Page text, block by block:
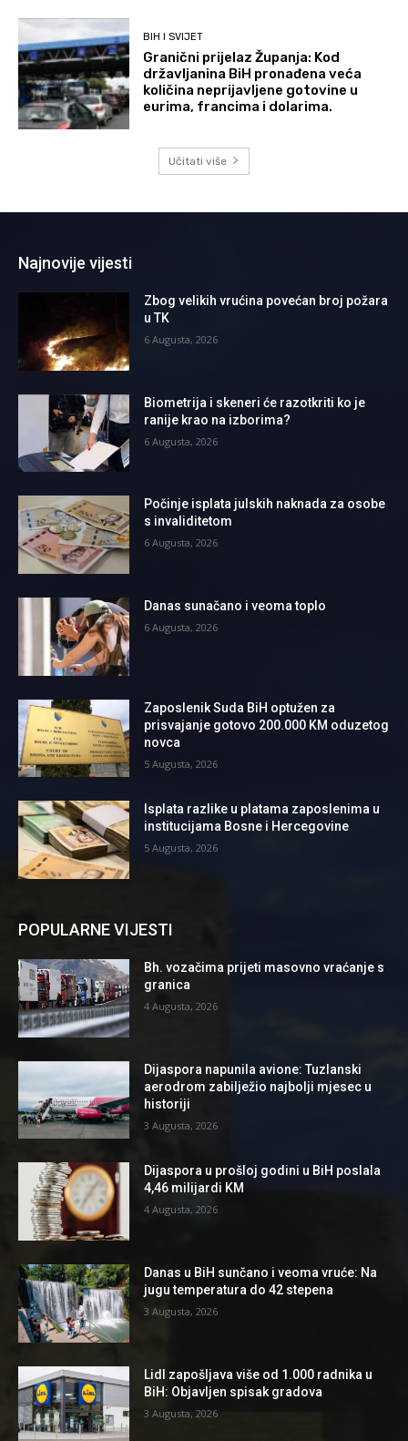
BIH I SVIJET
Granični prijelaz Županja: Kod
državljanina BiH pronađena veća
količina neprijavljene gotovine u
eurima, francima i dolarima.
Učitati više
Najnovije vijesti
Zbog velikih vrućina povećan broj požara
u TK
6 Augusta, 2026
Biometrija i skeneri će razotkriti ko je
ranije krao na izborima?
6 Augusta, 2026
Počinje isplata julskih naknada za osobe
s invaliditetom
6 Augusta, 2026
Danas sunačano i veoma toplo
6 Augusta, 2026
Zaposlenik Suda BiH optužen za
prisvajanje gotovo 200.000 KM oduzetog
novca
5 Augusta, 2026
Isplata razlike u platama zaposlenima u
institucijama Bosne i Hercegovine
5 Augusta, 2026
POPULARNE VIJESTI
Bh. vozačima prijeti masovno vraćanje s
granica
4 Augusta, 2026
Dijaspora napunila avione: Tuzlanski
aerodrom zabilježio najbolji mjesec u
historiji
3 Augusta, 2026
Dijaspora u prošloj godini u BiH poslala
4,46 milijardi KM
4 Augusta, 2026
Danas u BiH sunčano i veoma vruće: Na
jugu temperatura do 42 stepena
3 Augusta, 2026
Lidl zapošljava više od 1.000 radnika u
BiH: Objavljen spisak gradova
3 Augusta, 2026